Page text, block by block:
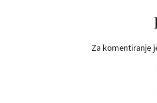
Za komentiranje